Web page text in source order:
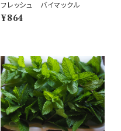
フレッシュ バイマックル
¥864